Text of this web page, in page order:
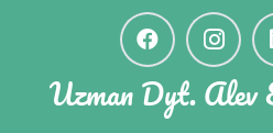
Uzman Dyt. Alev